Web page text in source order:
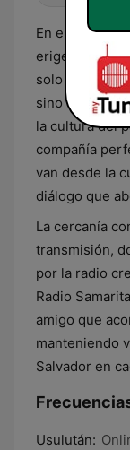
En el corazón
erige como
solo música
sino también
la cultura del
compañía
van desde la
diálogo que
La cercanía
transmisión,
por la radio
Radio
amigo que
manteniendo
Salvador en
Usulután: